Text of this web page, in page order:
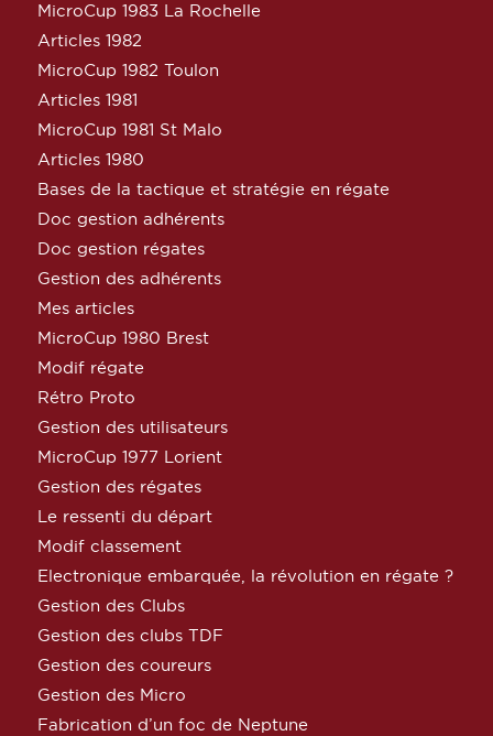
MicroCup 1983 La Rochelle
Articles 1982
MicroCup 1982 Toulon
Articles 1981
MicroCup 1981 St Malo
Articles 1980
Bases de la tactique et stratégie en régate
Doc gestion adhérents
Doc gestion régates
Gestion des adhérents
Mes articles
MicroCup 1980 Brest
Modif régate
Rétro Proto
Gestion des utilisateurs
MicroCup 1977 Lorient
Gestion des régates
Le ressenti du départ
Modif classement
Electronique embarquée, la révolution en régate ?
Gestion des Clubs
Gestion des clubs TDF
Gestion des coureurs
Gestion des Micro
Fabrication d’un foc de Neptune